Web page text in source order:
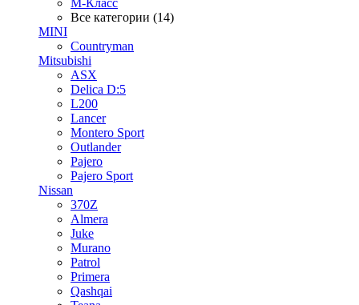
M-Класс
Все категории (14)
MINI
Countryman
Mitsubishi
ASX
Delica D:5
L200
Lancer
Montero Sport
Outlander
Pajero
Pajero Sport
Nissan
370Z
Almera
Juke
Murano
Patrol
Primera
Qashqai